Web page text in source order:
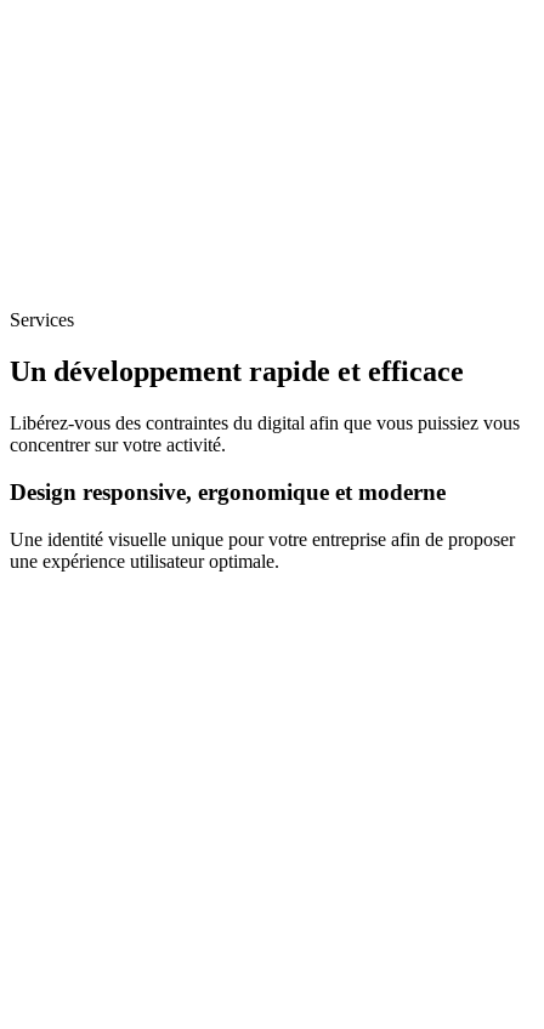
Services
Un développement rapide et efficace
Libérez-vous des contraintes du digital afin que vous puissiez vous
concentrer sur votre activité.
Design responsive, ergonomique et moderne
Une identité visuelle unique pour votre entreprise afin de proposer
une expérience utilisateur optimale.